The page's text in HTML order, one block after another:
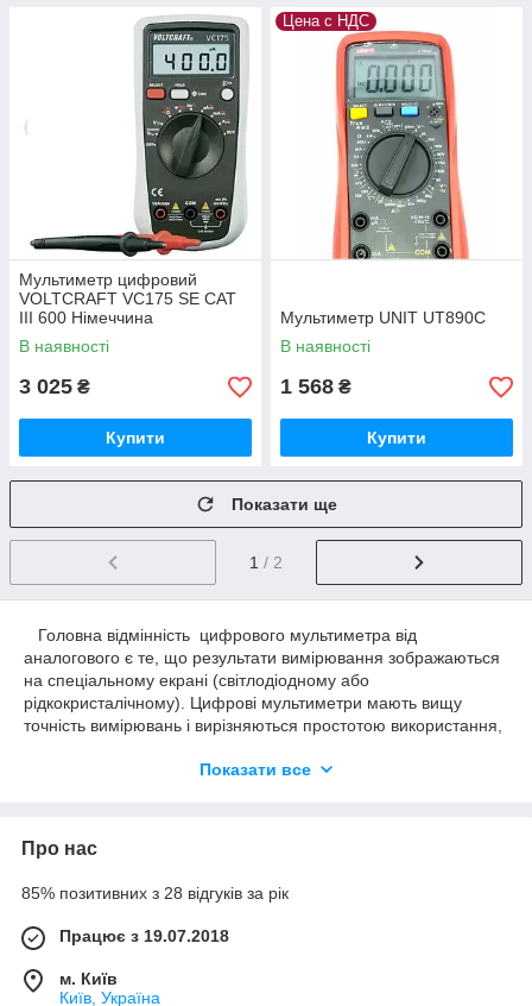
Мультиметр цифровий
VOLTCRAFT VC175 SE CAT
III 600 Німеччина
В наявності
3 025 ₴
Купити
Цена с НДС
Мультиметр UNIT UT890C
В наявності
1 568 ₴
Купити
Показати ще
1 / 2
Головна відмінність цифрового мультиметра від
аналогового є те, що результати вимірювання зображаються
на спеціальному екрані (світлодіодному або
рідкокристалічному). Цифрові мультиметри мають вищу
точність вимірювань і вирізняються простотою використання,
градуювання вимірювальної шкали, на відміну від стрілкових,
деякі мультиметри мають можливість роботи під керуванням
комп'ютера, передаючи на нього результати вимірювань для
подальшого оброблення (портативні, зазвичай, через
інтерфейс RS-232, а настільні — через GPIB).
Найпростіші цифрові мультиметри мають портативне
(похибказазвичай приблизно 10 %). Найбільш поширені
Показати все
Про нас
85% позитивних з 28 відгуків за рік
Працює з 19.07.2018
м. Київ
Київ, Україна